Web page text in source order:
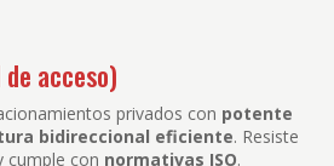
acceso)
privados con potente
bidireccional eficiente. Resiste
cumple con normativas ISO.